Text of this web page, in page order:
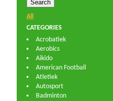
All
CATEGORIES
Acrobatiek
Aerobics
Aikido
American Football
Atletiek
Autosport
Badminton